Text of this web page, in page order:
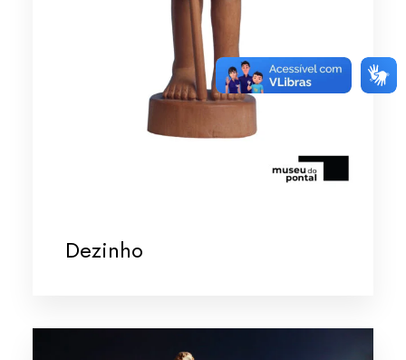
Dezinho